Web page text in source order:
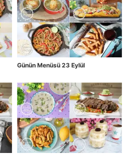
Günün Menüsü 23 Eylül